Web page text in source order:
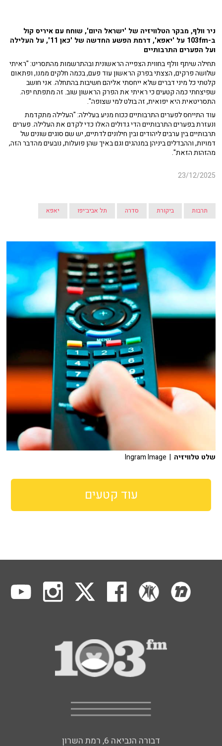
ניר וולף, מבקר הטלוויזיה של 'ישראל היום', שוחח עם איריס קול
ב-103fm על 'יאפא', דרמת הפשע החדשה של 'כאן 11', על העלילה
ועל הפערים התרבותיים
תחילה שיתף וולף בחווית הצפייה הראשונית ובהתרשמות מהתסריט: "ראיתי
שלושה פרקים, הצצתי בפרק הראשון עוד פעם, בכמה חלקים ממנו, ופתאום
קלטתי כל מיני דברים שלא ייחסתי אליהם חשיבות בהתחלה. אני חושב
שפיצחתי כמה קטעים כי ראיתי את הפרק הראשון שוב. זה מתפתח יפה.
התסריטאית היא יפואית, זה בולט למי שצופה".
עוד התייחס לפערים התרבותיים ככוח מניע בעלילה: "העלילה מתקדמת
ונעזרת בפערים התרבותיים הדי גדולים האלו כדי לקדם את העלילה. פערים
תרבותיים בין ערבים ליהודים ובין חילונים לדתיים, יש שם סוגים שונים של
דמויות, וההבדלים ביניהן במנהגים וגם באיך שהן פועלות, נובעים מהדבר הזה,
מהזהות הזאת".
23/12/2025
תרבות ביקורת סדרה תל אביב־יפו יאפא
שלט טלוויזיה | Ingram Image
עוד קטעים
דבורה הנביאה 6, רמת השרון